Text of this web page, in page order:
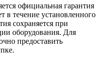
официальная гарантия
в течение установленного
сохраняется при
оборудования. Для
предоставить